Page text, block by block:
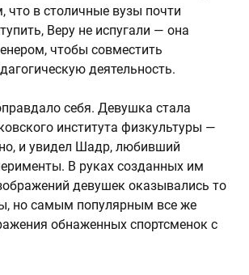
что в столичные вузы почти
Веру не испугали — она
чтобы совместить
деятельность.
себя. Девушка стала
института физкультуры —
и увидел Шадр, любивший
В руках созданных им
девушек оказывались то
но самым популярным все же
обнаженных спортсменок с